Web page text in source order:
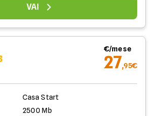
VAI
€/mese
27,95€
Casa Start
2500 Mb